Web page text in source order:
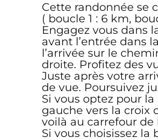
Cette randonnée se
( boucle 1 : 6 km,
Engagez vous dans
avant l’entrée dans
l’arrivée sur le
droite. Profitez des
Juste après votre
de vue. Poursuivez
Si vous optez pour
gauche vers la croix
voilà au carrefour de
Si vous choisissez la